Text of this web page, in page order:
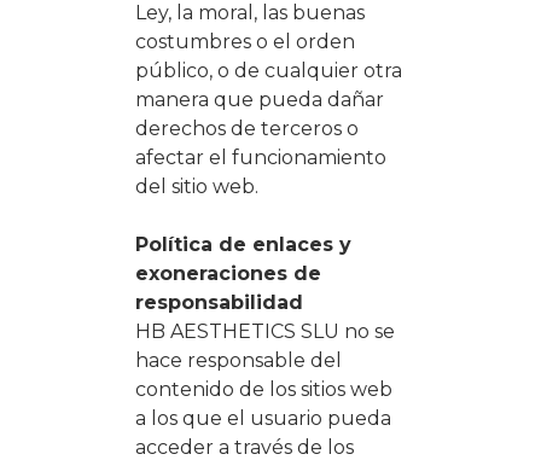
Ley, la moral, las buenas
costumbres o el orden
público, o de cualquier otra
manera que pueda dañar
derechos de terceros o
afectar el funcionamiento
del sitio web.
Política de enlaces y
exoneraciones de
responsabilidad
HB AESTHETICS SLU no se
hace responsable del
contenido de los sitios web
a los que el usuario pueda
acceder a través de los